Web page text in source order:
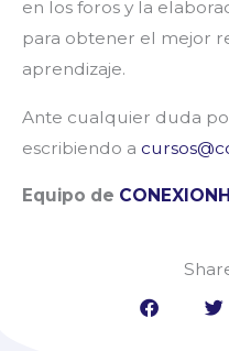
en los foros y la
para obtener el mejor
aprendizaje.
Ante cualquier duda
escribiendo a
Equipo de